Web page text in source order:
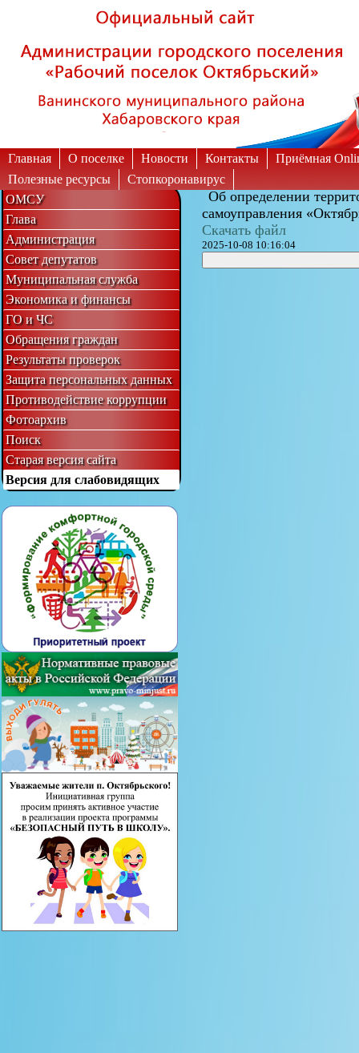
Версия для слабовидящих: Вкл Изображения:
Главная О поселке Новости Контакты
Приёмная
Полезные ресурсы
Стопкоронавирус
ОМСУ
Глава
Администрация
Совет депутатов
Муниципальная служба
Экономика и финансы
ГО и ЧС
Обращения граждан
Результаты проверок
Защита персональных данных
Противодействие коррупции
Фотоархив
Поиск
Старая версия сайта
Версия для слабовидящих
Об определении
самоуправления
Скачать файл
2025-10-08 10:16:04